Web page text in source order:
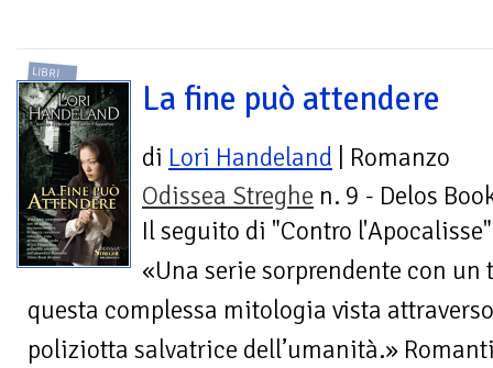
LIBRI
La fine può attendere
di Lori Handeland | Romanzo
Odissea Streghe n. 9 - Delos
Il seguito di "Contro
«Una serie sorprendente con
questa complessa mitologia vista
poliziotta salvatrice dell’umanità.»